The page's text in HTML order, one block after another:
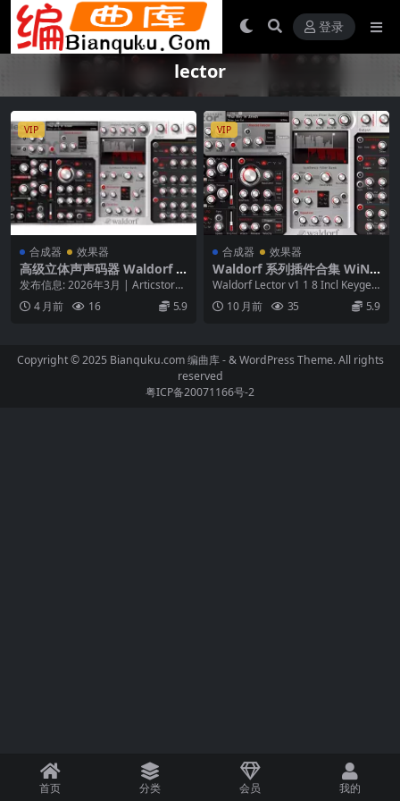
登录
lector
VIP
合成器 效果器
高级立体声声码器 Waldorf L
ector v1.1.8-WiN
发布信息: 2026年3月 | Articstorm
软件类型: 高级立体声声码...
4 月前 16 5.9
VIP
合成器 效果器
Waldorf 系列插件合集 WiN
MAC
Waldorf Lector v1 1 8 Incl Keygen
-R2R — ...
10 月前 35 5.9
Copyright © 2025 Bianquku.com编曲库- & WordPress Theme. All rights
reserved
粤ICP备20071166号-2
首页 分类 会员 我的